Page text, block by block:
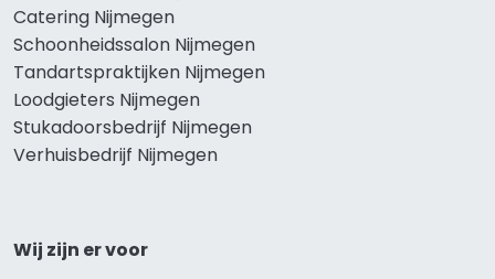
Catering Nijmegen
Schoonheidssalon Nijmegen
Tandartspraktijken Nijmegen
Loodgieters Nijmegen
Stukadoorsbedrijf Nijmegen
Verhuisbedrijf Nijmegen
Wij zijn er voor